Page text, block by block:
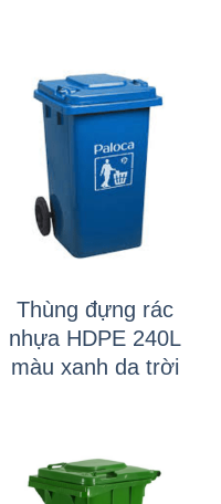
Thùng đựng rác
nhựa HDPE 240L
màu xanh da trời